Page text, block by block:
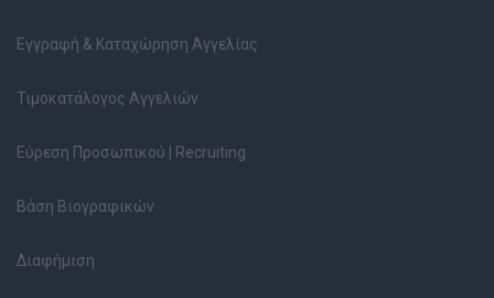
Εγγραφή & Καταχώρηση Αγγελίας
Τιμοκατάλογος Αγγελιών
Εύρεση Προσωπικού | Recruiting
Βάση Βιογραφικών
Διαφήμιση